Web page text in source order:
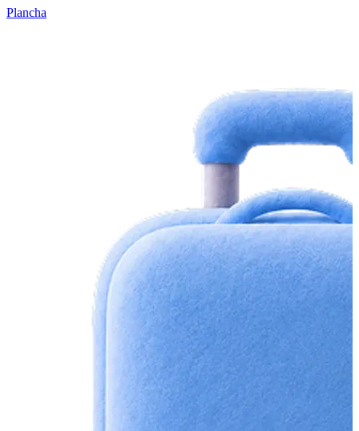
Plancha